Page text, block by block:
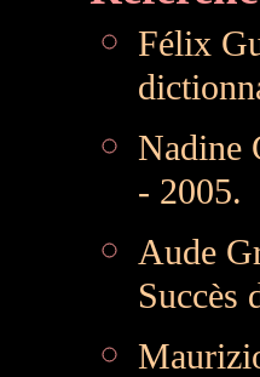
Félix
Nadine
- 2005.
Aude
Succès